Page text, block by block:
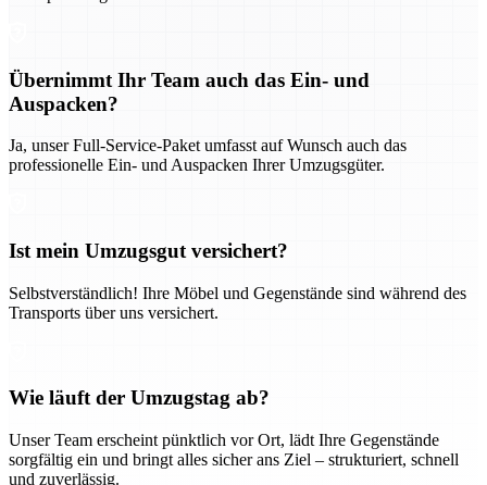
Übernimmt Ihr Team auch das Ein- und
Auspacken?
Ja, unser Full-Service-Paket umfasst auf Wunsch auch das
professionelle Ein- und Auspacken Ihrer Umzugsgüter.
Ist mein Umzugsgut versichert?
Selbstverständlich! Ihre Möbel und Gegenstände sind während des
Transports über uns versichert.
Wie läuft der Umzugstag ab?
Unser Team erscheint pünktlich vor Ort, lädt Ihre Gegenstände
sorgfältig ein und bringt alles sicher ans Ziel – strukturiert, schnell
und zuverlässig.